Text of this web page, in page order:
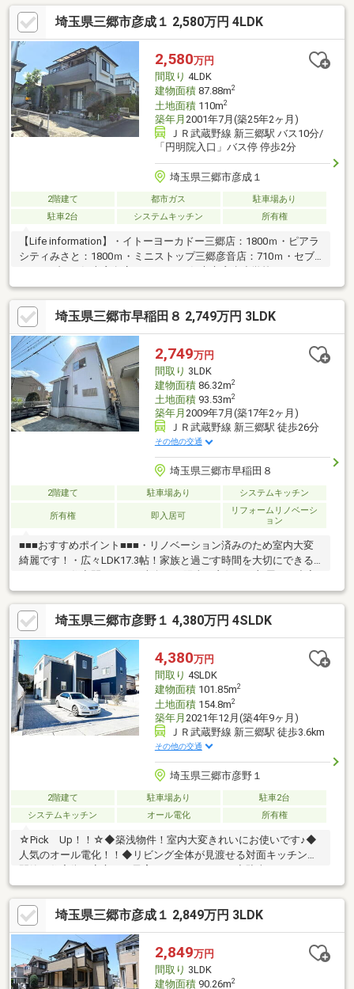
暖房乾燥機/etc》■前面道路は約6ｍ公道、お車の通行もしやすい
です♪■子育て環境も整っています！備考/※2027年3月下旬頃にお
引渡し予定※吉川駅南地区地区計画C地区※太陽光パネル・蓄電池
搭載◇◆住宅ローン相談もご相談承ります！ 物件の詳細や
ご内覧等は担当の≪たかまつ≫までお気軽にお問合せください
◆◇
埼玉県三郷市彦成１ 2,580万円 4LDK
2,580万円
間取り 4LDK
建物面積87.88m2
土地面積110m2
築年月 2001年7月(築25年2ヶ月)
ＪＲ武蔵野線 新三郷駅 バス10分/
「円明院入口」バス停 停歩2分
埼玉県三郷市彦成１
2階建て 都市ガス
駐車場あり
駐車2台
システムキッチン 所有権
【Life information】・イトーヨーカドー三郷店：1800ｍ・ピアラ
シティみさと：1800ｍ・ミニストップ三郷彦音店：710ｍ・セブ
ｍ・三郷市立彦糸中学校：1600ｍ・三愛会総合病院：710ｍ
埼玉県三郷市早稲田８ 2,749万円 3LDK
2,749万円
間取り 3LDK
建物面積86.32m2
土地面積93.53m2
築年月 2009年7月(築17年2ヶ月)
ＪＲ武蔵野線 新三郷駅 徒歩26分
その他の交通
埼玉県三郷市早稲田８
2階建て 駐車場あり システムキッチン
所有権 即入居可
リフォームリノベーシ
ョン
■■■おすすめポイント■■■・リノベーション済みのため室内大変
綺麗です！・広々LDK17.3帖！家族と過ごす時間を大切にできる
り可能なバルコニーです！・全居室収納付き！廊下収納もありお
部屋を広く使うことができます！・全居室は6帖超えでゆとりがあ
り家具を置いてもお子様が成長してもゆったりお過ごし頂けます
♪・家事動線良好！水回り集約で家事中の無駄な移動を削減できま
す！・オールフローリングだからお掃除しやすくいつでも清潔感
のある暮らしを実現！
埼玉県三郷市彦野１ 4,380万円 4SLDK
4,380万円
間取り 4SLDK
建物面積101.85m2
土地面積154.8m2
築年月 2021年12月(築4年9ヶ月)
ＪＲ武蔵野線 新三郷駅 徒歩3.6km
その他の交通
埼玉県三郷市彦野１
2階建て 駐車場あり
駐車2台
システムキッチン
オール電化 所有権
☆Pick Up！！☆◆築浅物件！室内大変きれいにお使いです♪◆
人気のオール電化！！◆リビング全体が見渡せる対面キッチン◆
台分有り～ご見学希望の場合は～「当社へのご来場」・「ご自宅
への送迎」・「現地付近でのお待ち合わせ」お客様のご都合に合
わせた対応を致します！まずはお気軽にお問合せください。
埼玉県三郷市彦成１ 2,849万円 3LDK
2,849万円
間取り 3LDK
建物面積90.26m2